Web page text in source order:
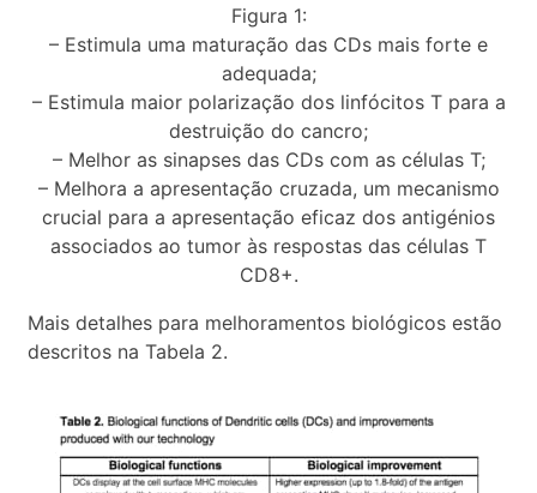
Figura 1:
– Estimula uma maturação das CDs mais forte e
adequada;
– Estimula maior polarização dos linfócitos T para a
destruição do cancro;
– Melhor as sinapses das CDs com as células T;
– Melhora a apresentação cruzada, um mecanismo
crucial para a apresentação eficaz dos antigénios
associados ao tumor às respostas das células T
CD8+.
Mais detalhes para melhoramentos biológicos estão
descritos na Tabela 2.